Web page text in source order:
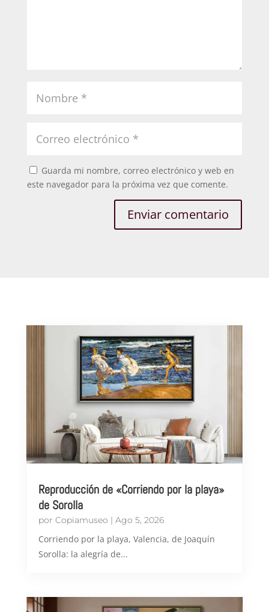
Guarda mi nombre, correo electrónico y web en
este navegador para la próxima vez que comente.
Enviar comentario
Reproducción de «Corriendo por la playa»
de Sorolla
por Copiamuseo | Ago 5, 2026
Corriendo por la playa, Valencia, de Joaquín
Sorolla: la alegría de...